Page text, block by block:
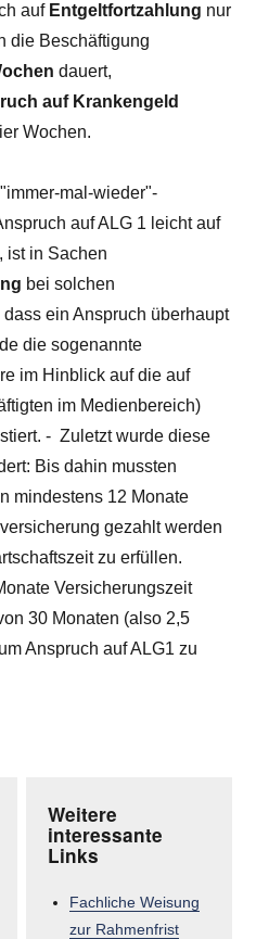
auf Entgeltfortzahlung nur
die Beschäftigung
dauert,
auf Krankengeld
Wochen.
mal-wieder"-
auf ALG 1 leicht auf
ist in Sachen
bei solchen
ein Anspruch überhaupt
die sogenannte
im Hinblick auf die auf
im Medienbereich)
- Zuletzt wurde diese
Bis dahin mussten
mindestens 12 Monate
gezahlt werden
zu erfüllen.
Versicherungszeit
30 Monaten (also 2,5
Anspruch auf ALG1 zu
Weitere
interessante
Links
Fachliche Weisung
zur Rahmenfrist